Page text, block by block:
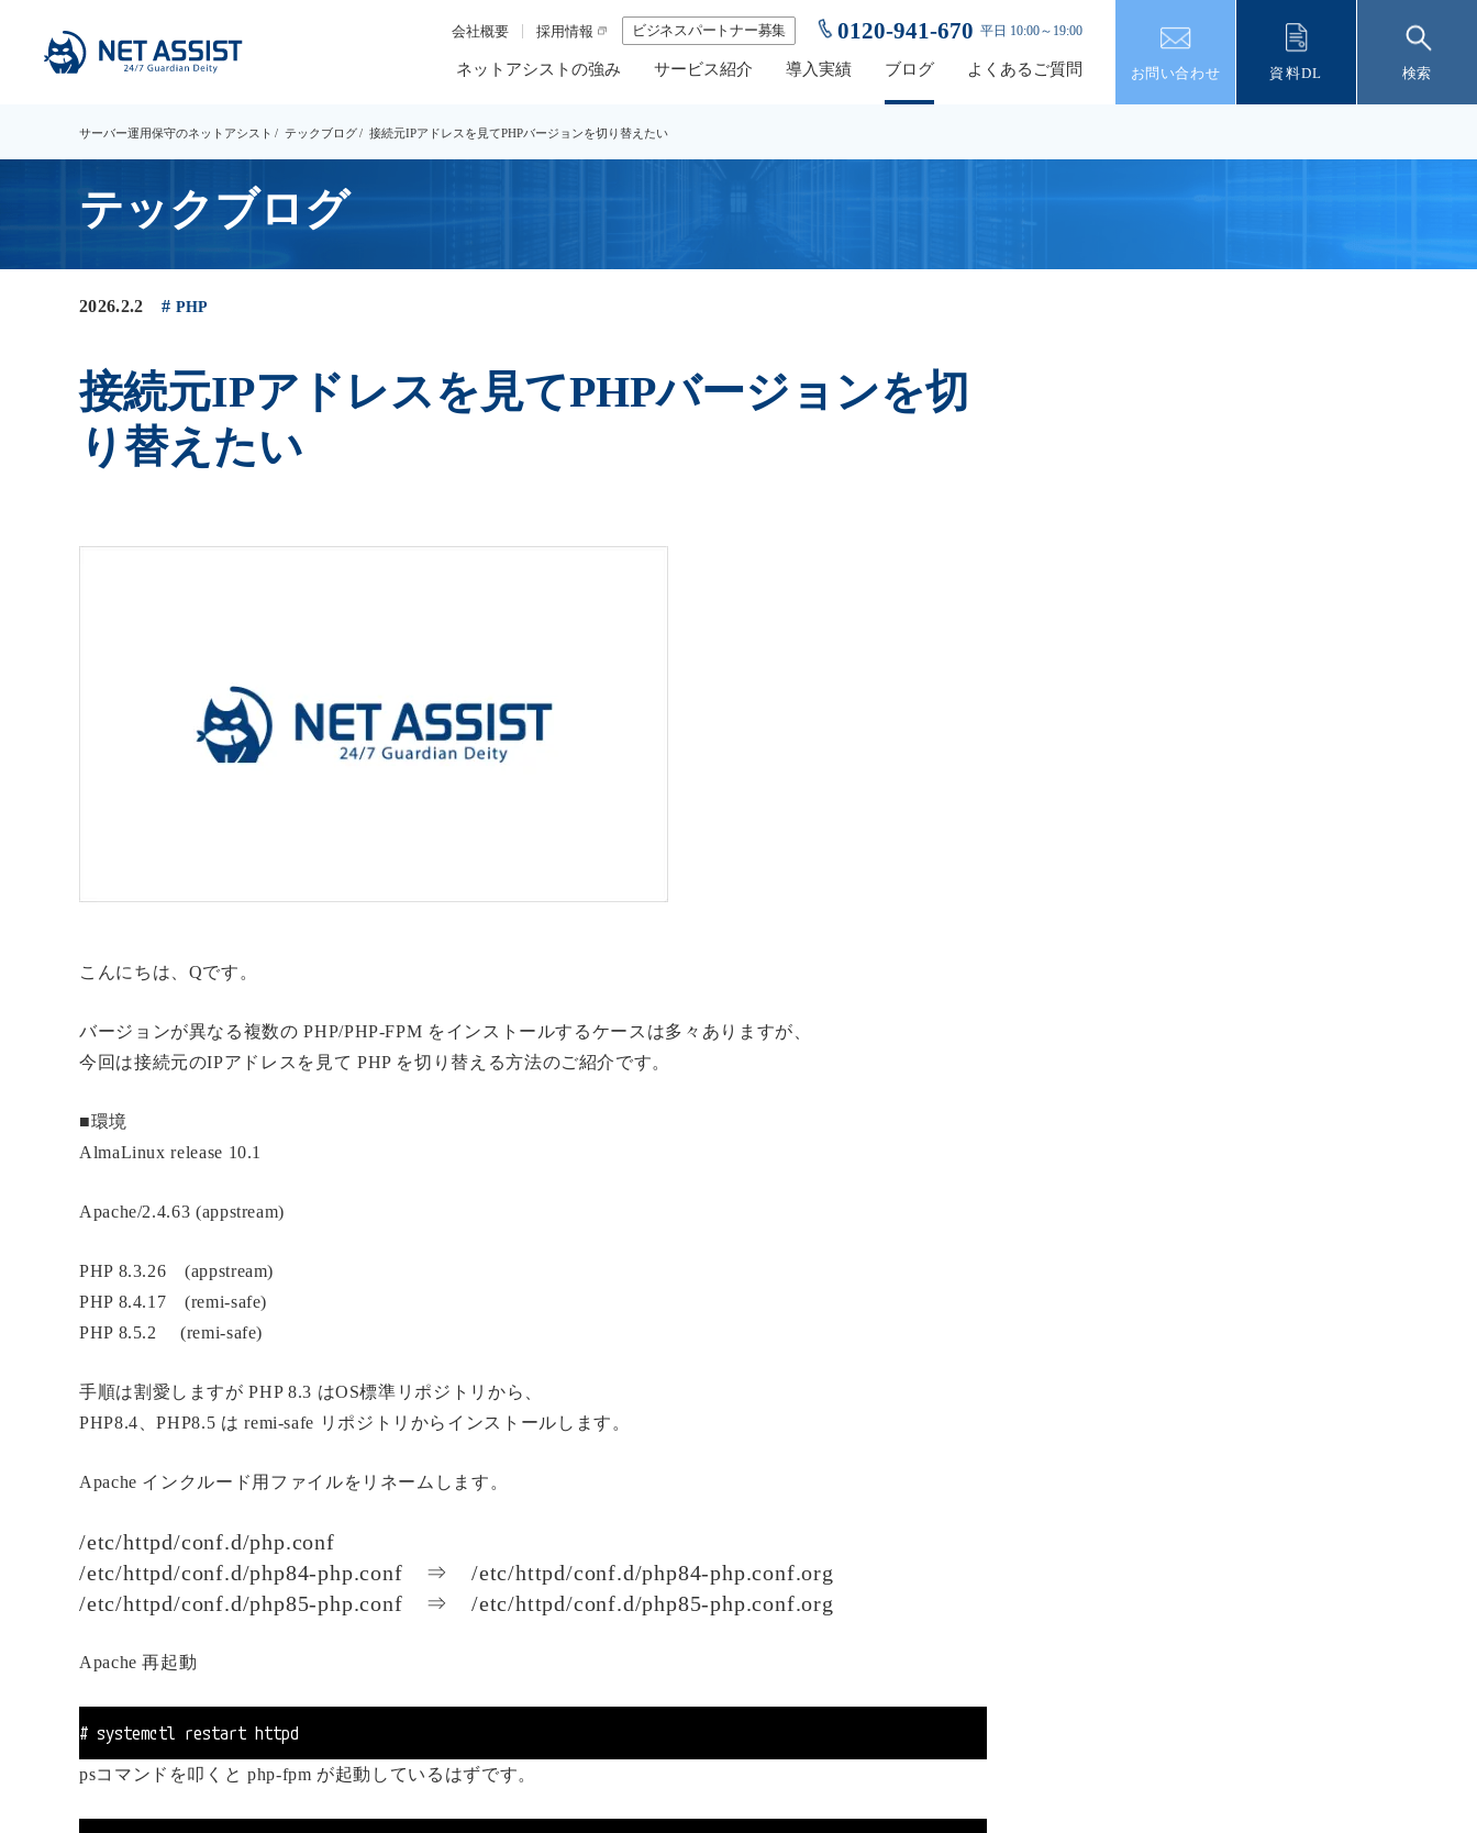
ネットアシストの強み サービス紹介 導入実績 ブログ よくあるご質問
会社概要 採用情報 ビジネスパートナー募集 0120-941-670 平日 10:00～19:00
お問い合わせ 資料DL 検索
サーバー運用保守のネットアシスト テックブログ 接続元IPアドレスを見てPHPバージョンを切り替えたい
テックブログ
2026.2.2 PHP
接続元IPアドレスを見てPHPバージョンを切
り替えたい
こんにちは、Qです。
バージョンが異なる複数の PHP/PHP-FPM をインストールするケースは多々ありますが、
今回は接続元のIPアドレスを見て PHP を切り替える方法のご紹介です。
■環境
AlmaLinux release 10.1
Apache/2.4.63 (appstream)
PHP 8.3.26 (appstream)
PHP 8.4.17 (remi-safe)
PHP 8.5.2 (remi-safe)
手順は割愛しますが PHP 8.3 はOS標準リポジトリから、
PHP8.4、PHP8.5 は remi-safe リポジトリからインストールします。
Apache インクルード用ファイルをリネームします。
/etc/httpd/conf.d/php.conf
/etc/httpd/conf.d/php84-php.conf ⇒ /etc/httpd/conf.d/php84-php.conf.org
/etc/httpd/conf.d/php85-php.conf ⇒ /etc/httpd/conf.d/php85-php.conf.org
Apache 再起動
# systemctl restart httpd
psコマンドを叩くと php-fpm が起動しているはずです。